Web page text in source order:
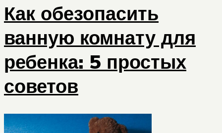
Как обезопасить
ванную комнату для
ребенка: 5 простых
советов